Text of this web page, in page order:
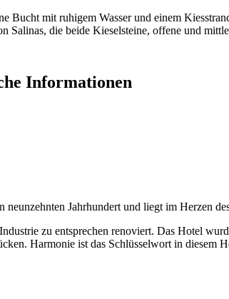
Bucht mit ruhigem Wasser und einem
Salinas, die beide Kieselsteine, offene und
Informationen
Jahrhundert und liegt im Herzen
zu entsprechen renoviert. Das Hotel
Harmonie ist das Schlüsselwort in diesem